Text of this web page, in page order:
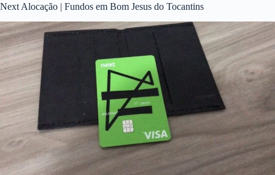
Next Alocação | Fundos em Bom Jesus do Tocantins